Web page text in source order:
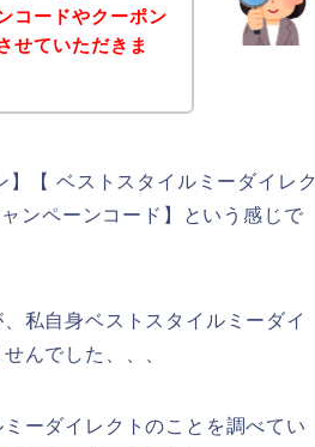
コードやクーポン
せていただきま
【 ベストスタイルミーダイレク
ンペーンコード】という感じで
私自身ベストスタイルミーダイ
んでした、、、
ーダイレクトのことを調べてい